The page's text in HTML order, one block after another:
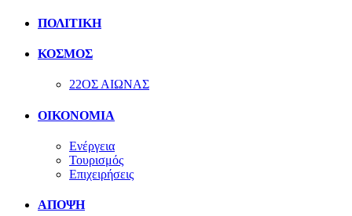
ΠΟΛΙΤΙΚΗ
ΚΟΣΜΟΣ
22ΟΣ ΑΙΩΝΑΣ
ΟΙΚΟΝΟΜΙΑ
Ενέργεια
Τουρισμός
Επιχειρήσεις
ΑΠΟΨΗ